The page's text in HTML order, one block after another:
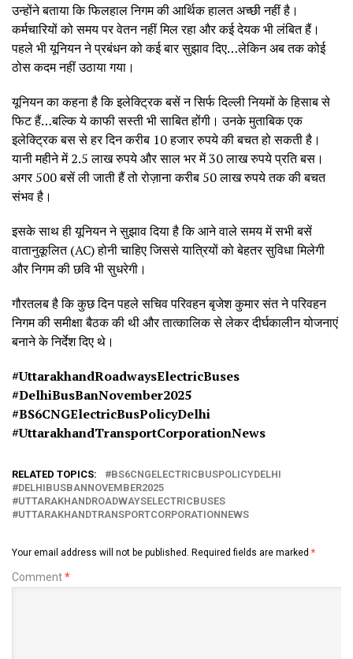
उन्होंने बताया कि फिलहाल निगम की आर्थिक हालत अच्छी नहीं है।
कर्मचारियों को समय पर वेतन नहीं मिल रहा और कई देयक भी लंबित हैं।
पहले भी यूनियन ने प्रबंधन को कई बार सुझाव दिए…लेकिन अब तक कोई
ठोस कदम नहीं उठाया गया।
यूनियन का कहना है कि इलेक्ट्रिक बसें न सिर्फ दिल्ली नियमों के हिसाब से
फिट हैं…बल्कि ये काफी सस्ती भी साबित होंगी। उनके मुताबिक एक
इलेक्ट्रिक बस से हर दिन करीब 10 हजार रुपये की बचत हो सकती है।
यानी महीने में 2.5 लाख रुपये और साल भर में 30 लाख रुपये प्रति बस।
अगर 500 बसें ली जाती हैं तो रोज़ाना करीब 50 लाख रुपये तक की बचत
संभव है।
इसके साथ ही यूनियन ने सुझाव दिया है कि आने वाले समय में सभी बसें
वातानुकूलित (AC) होनी चाहिए जिससे यात्रियों को बेहतर सुविधा मिलेगी
और निगम की छवि भी सुधरेगी।
गौरतलब है कि कुछ दिन पहले सचिव परिवहन बृजेश कुमार संत ने परिवहन
निगम की समीक्षा बैठक की थी और तात्कालिक से लेकर दीर्घकालीन योजनाएं
बनाने के निर्देश दिए थे।
#UttarakhandRoadwaysElectricBuses
#DelhiBusBanNovember2025
#BS6CNGElectricBusPolicyDelhi
#UttarakhandTransportCorporationNews
RELATED TOPICS:
BS6CNGELECTRICBUSPOLICYDELHI
DELHIBUSBANNOVEMBER2025
UTTARAKHANDROADWAYSELECTRICBUSES
UTTARAKHANDTRANSPORTCORPORATIONNEWS
Your email address will not be published. Required fields are marked *
Comment*